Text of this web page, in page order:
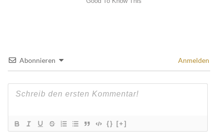
Abonnieren Anmelden
{} [+]